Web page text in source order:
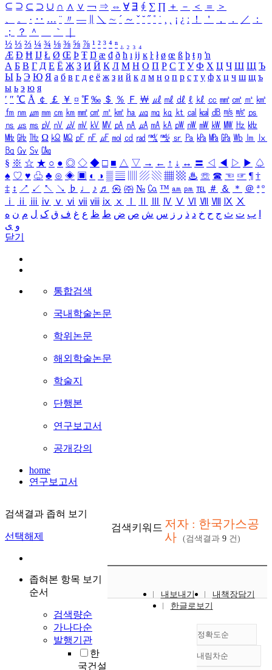
⊆ ⊇ ⊂ ⊃ ∪ ∩ ∧ ∨ ￢ ⇒ ⇔ ∀ ∃ ∮ ∑ ∏ ＋ － ＜ ＝
＞
、
。 · ‥ … ¨ 〃 ― ＼ ∼ ´ ～ ˇ ˘ ˝ ˚ ˙ ¸ ¡ ¿ ː ！ ＇ ， ． ／
：
；
？ ＾ ｀
½ ⅓ ⅔ ¼ ¾ ⅛ ⅜ ⅝ ⅞ ¹ ² ³ ⁴ ⁿ ₁ ₂ ₃ ₄
Æ Ð Ħ Ĳ Ł Ø Œ Þ Ŧ Ŋ æ đ ð ħ ı ĳ ĸ ŀ ł ø œ ß þ ŧ ŋ ŉ
А Б В Г Д Е Ё Ж З И Й К Л М Н О П Р С Т У Ф Х Ц Ч Ш Щ Ъ
Ы Ь Э Ю Я а б в г д е ё ж з и й к л м н о п р с т у ф х ц ч ш щ ъ
ы ь э ю я
′ ″ ℃ Å ￠ ￡ ￥ ¤ ℉ ‰ ＄ ％ Ｆ ￦ ㎕ ㎖ ㎗ ℓ ㎘ ㏄ ㎣ ㎤ ㎥ ㎦
㎙ ㎚ ㎛ ㎜ ㎝ ㎞ ㎟ ㎠ ㎡ ㎢ ㏊ ㎍ ㎎ ㎏ ㏏ ㎈ ㎉ ㏈ ㎧ ㎨ ㎰
㎱ ㎲ ㎳ ㎴ ㎵ ㎶ ㎷ ㎸ ㎹ ㎀ ㎁ ㎂ ㎃ ㎄ ㎺ ㎻ ㎽ ㎾ ㎿ ㎐ ㎑
㎒ ㎓ ㎔ Ω ㏀ ㏁ ㎊ ㎋ ㎌ ㏖ ㏅ ㎭ ㎮ ㎯ ㏛ ㎩ ㎪ ㎫ ㎬ ㏝ ㏐
㏓
㏃ ㏉ ㏜ ㏆
§ ※ ☆ ★ ○ ● ◎ ◇ ◆ □ ■ △ ▽ → ← ↑ ↓ ↔ 〓 ◁ ◀ ▷ ▶ ♤
♠ ♡ ♥ ♧ ♣ ⊙ ◈ ▣ ◐ ◑ ▒ ▤ ▨ ▧ ▦ ▩ ♨ ☏ ☎ ☜ ☞ ¶ †
‡ ↕ ↗ ↙ ↖ ↘ ♭ ♩ ♪ ♬ ㉿ ㈜ № ㏇ ™ ㏂ ㏘ ℡ ＃ ＆ ＊ ＠ ª º
ⅰ
ⅱ ⅲ ⅳ ⅴ ⅵ ⅶ ⅷ ⅸ ⅹ Ⅳ Ⅴ Ⅵ Ⅶ Ⅷ Ⅸ Ⅹ
ب ت ث ج ح خ د ذ ر ز س ش ص ض ط ظ ع غ ف ق ک ل م ن ه
و ی
닫기
통합검색
국내학술논문
학위논문
해외학술논문
학술지
단행본
연구보고서
공개강의
home
연구보고서
검색결과 좁혀 보기
선택해제
좁혀본 항목 보기
순서
검색량순
가나다순
발행기관
한
국건설
검색키워드 저자 : 한국가스공
사
(검색결과 9건)
내보내기
내책장담기
한글로보기
정확도순
정확도
내림차순